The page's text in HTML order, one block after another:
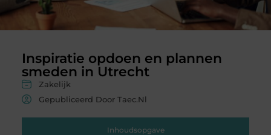
Inspiratie opdoen en plannen
smeden in Utrecht
Zakelijk
Gepubliceerd Door Taec.nl
Inhoudsopgave